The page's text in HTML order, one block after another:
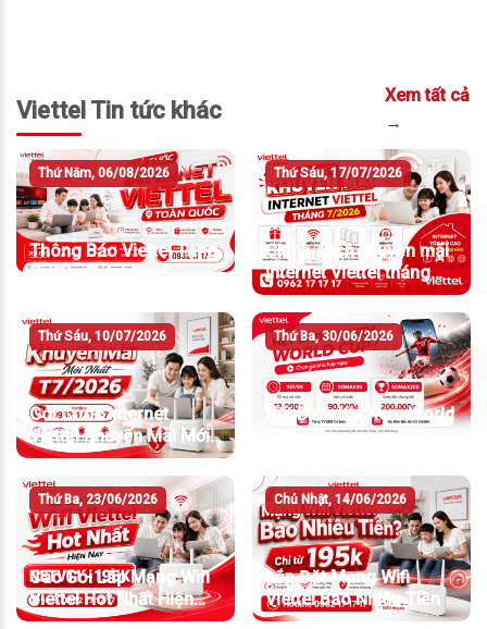
Viettel Tin tức khác
Xem tất cả
→
Thứ Năm, 06/08/2026
Thông Báo Viettel Tăng
Giá Cước Internet
Thứ Sáu, 17/07/2026
Chính sách khuyến mãi
Internet Viettel tháng
7/2026
Thứ Sáu, 10/07/2026
Gói Cước Internet
Viettel Khuyến Mãi Mới
Nhất T7/2026
Thứ Ba, 30/06/2026
Hết Data Khi Xem World
Thứ Ba, 23/06/2026
Các Gói Lắp Mạng Wifi
Viettel Hot Nhất Hiện
Nay
Chủ Nhật, 14/06/2026
Lắp Đặt Mạng Wifi
Viettel Bao Nhiêu Tiền